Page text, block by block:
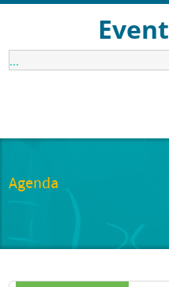
...
Agenda
1:00 am